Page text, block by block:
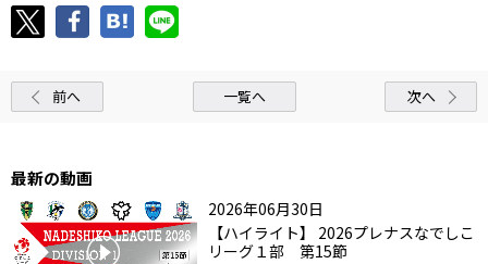
前へ 一覧へ 次へ
最新の動画
2026年06月30日
【ハイライト】 2026プレナスなでしこ
リーグ１部 第15節